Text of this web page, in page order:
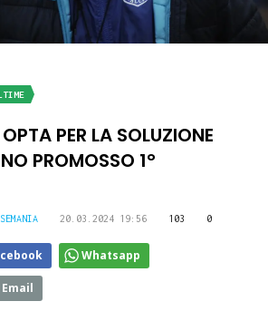
PER LA SOLUZIONE
PROMOSSO 1°
20.03.2024 19:56 103 0
Whatsapp
Email